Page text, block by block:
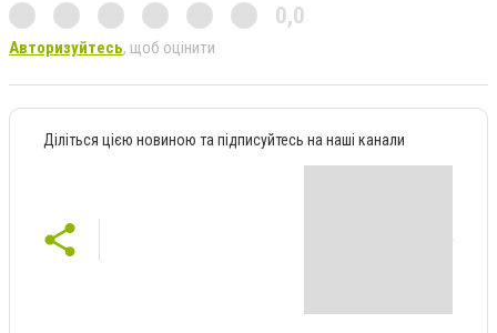
0,0
Авторизуйтесь, щоб оцінити
Діліться цією новиною та підписуйтесь на наші канали